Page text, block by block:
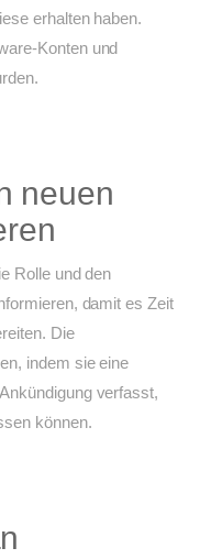
erhalten haben.
Konten und
neuen
Rolle und den
damit es Zeit
Die
indem sie eine
verfasst,
können.